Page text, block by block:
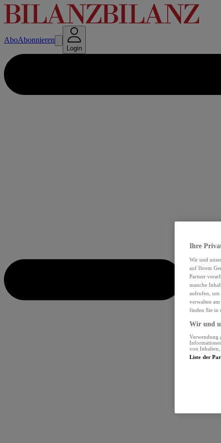
AboAbonnieren
Login
Ihre
Wir und
auf Ihrem
Partner
manche
aufrufen, um
verwalten
finden Sie in
Wir und
Verwendung
von Inhalten,
Liste der